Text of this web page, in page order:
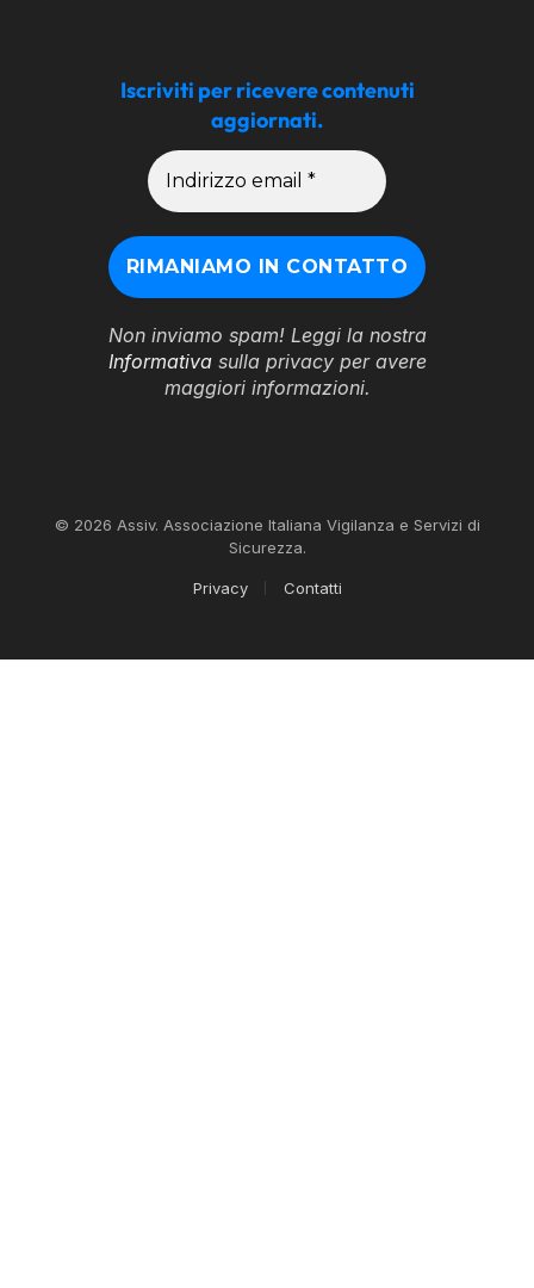
Iscriviti per ricevere contenuti
aggiornati.
Non inviamo spam! Leggi la nostra
Informativasulla privacy per avere
maggiori informazioni.
© 2026 Assiv. Associazione Italiana Vigilanza e Servizi di
Sicurezza.
Privacy Contatti